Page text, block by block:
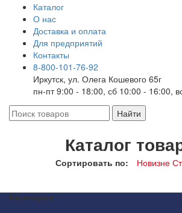
Каталог
О нас
Доставка и оплата
Для предприятий
Контакты
8-800-101-76-92
Иркутск, ул. Олега Кошевого 65г
пн-пт 9:00 - 18:00, сб 10:00 - 16:00,
Каталог
Сортировать по: Новизне
Категории